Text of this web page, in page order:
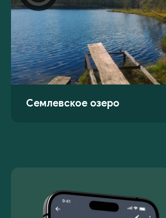
Семлевское озеро